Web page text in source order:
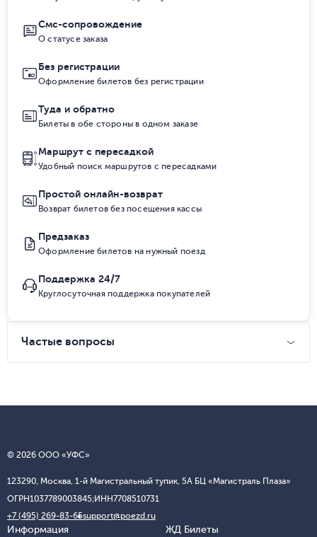
Смс-сопровождение
О статусе заказа
Без регистрации
Оформление билетов без регистрации
Туда и обратно
Билеты в обе стороны в одном заказе
Маршрут с пересадкой
Удобный поиск маршрутов с пересадками
Простой онлайн-возврат
Возврат билетов без посещения кассы
Предзаказ
Оформление билетов на нужный поезд
Поддержка 24/7
Круглосуточная поддержка покупателей
Частые вопросы
© 2026 ООО «УФС»
123290, Москва, 1-й Магистральный тупик, 5А БЦ «Магистраль Плаза»
ОГРН1037789003845;ИНН7708510731
+7 (495) 269-83-65support@poezd.ru
Информация ЖД Билеты